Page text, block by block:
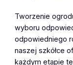
Tworzenie
wyboru
odpowiedniego
naszej szkółce
każdym etapie